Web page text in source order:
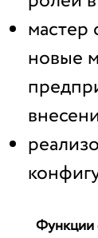
мастер
новые
Функции